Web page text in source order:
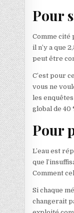
Pour
Comme cité
il n’y a que
peut être
C’est pour
vous ne
les
global de 40
Pour
L’eau est
que
Comment
Si chaque
changerait